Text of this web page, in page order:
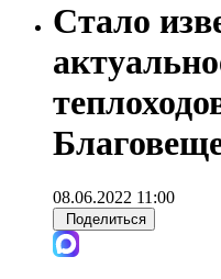
Стало
08.06.2022 11:00
Поделиться